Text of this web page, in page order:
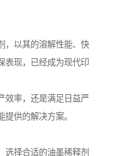
，以其的溶解性能、快
表现，已经成为现代印
效率，还是满足日益严
提供的解决方案。
选择合适的油墨稀释剂